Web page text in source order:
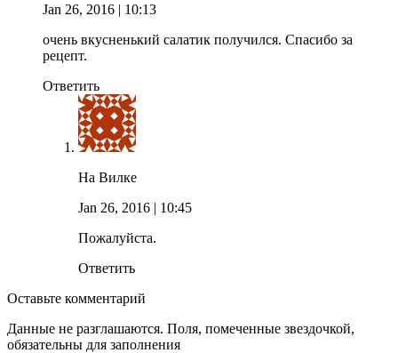
Jan 26, 2016 | 10:13
очень вкусненький салатик получился. Спасибо за
рецепт.
Ответить
На Вилке
Jan 26, 2016 | 10:45
Пожалуйста.
Ответить
Оставьте комментарий
Данные не разглашаются. Поля, помеченные звездочкой,
обязательны для заполнения